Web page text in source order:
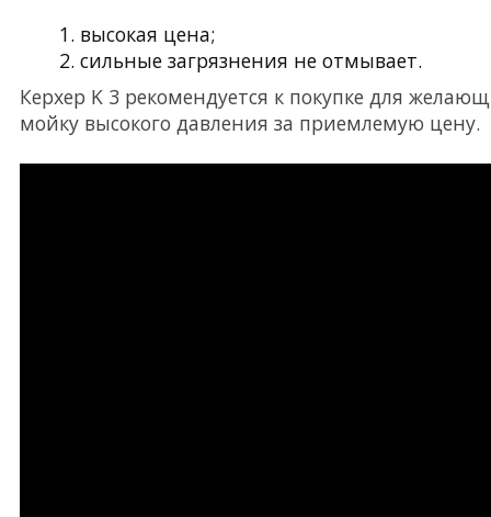
высокая цена;
сильные загрязнения не отмывает.
Керхер K 3 рекомендуется к покупке для
мойку высокого давления за приемлемую цену.